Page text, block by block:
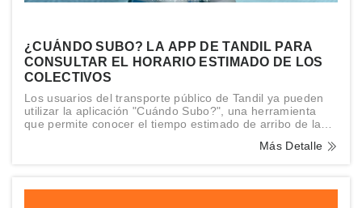
¿CUÁNDO SUBO? LA APP DE TANDIL PARA
CONSULTAR EL HORARIO ESTIMADO DE LOS
COLECTIVOS
Los usuarios del transporte público de Tandil ya pueden
utilizar la aplicación "Cuándo Subo?", una herramienta
que permite conocer el tiempo estimado de arribo de las
Más Detalle